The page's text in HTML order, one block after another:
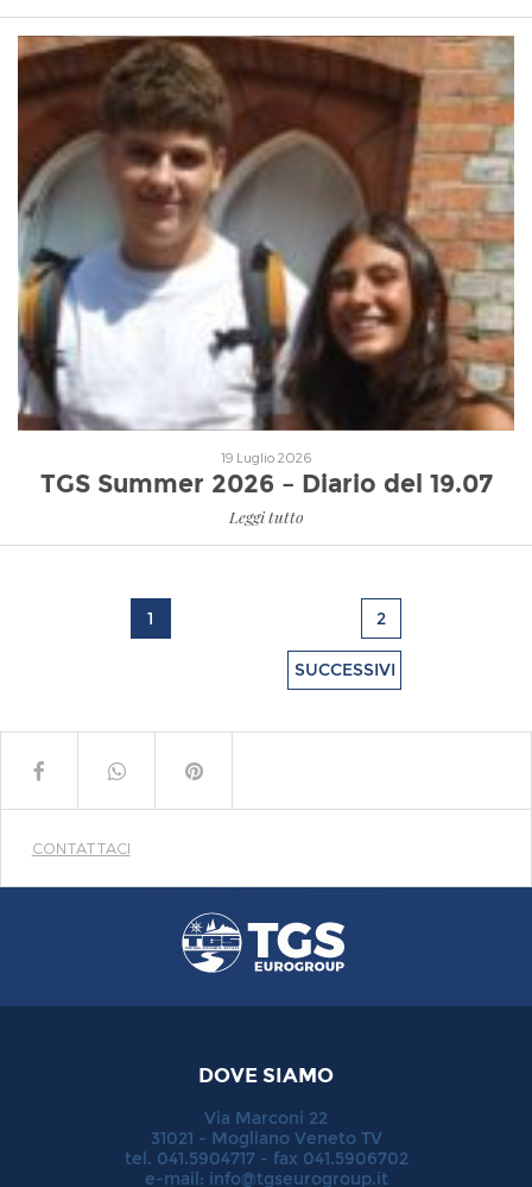
Leggi tutto
19 Luglio 2026
TGS Summer 2026 – Diario del 19.07
Leggi tutto
1 2
SUCCESSIVI
CONTATTACI
DOVE SIAMO
Via Marconi 22
31021 - Mogliano Veneto TV
tel. 041.5904717 - fax 041.5906702
e-mail: info@tgseurogroup.it